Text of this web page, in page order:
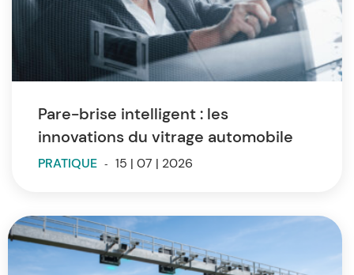
Pare-brise intelligent : les
innovations du vitrage automobile
PRATIQUE - 15 | 07 | 2026